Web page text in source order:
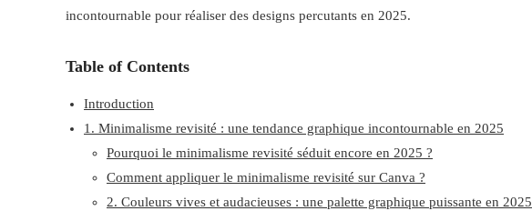
incontournable pour réaliser des designs percutants en 2025.
Table of Contents
Introduction
1. Minimalisme revisité : une tendance graphique incontournable en 2025
Pourquoi le minimalisme revisité séduit encore en 2025 ?
Comment appliquer le minimalisme revisité sur Canva ?
2. Couleurs vives et audacieuses : une palette graphique puissante en 2025